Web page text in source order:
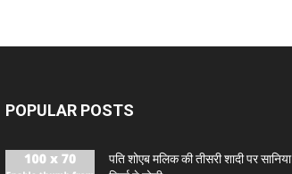
POPULAR POSTS
पति शोएब मलिक की तीसरी शादी पर सानिया